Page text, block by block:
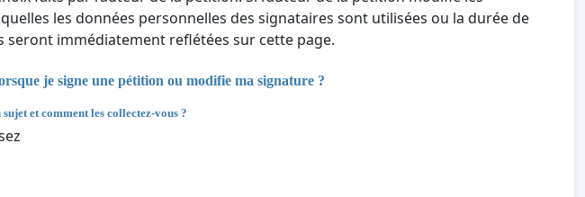
les données personnelles des signataires sont utilisées ou la durée de
immédiatement reflétées sur cette page.
je signe une pétition ou modifie ma signature ?
et comment les collectez-vous ?